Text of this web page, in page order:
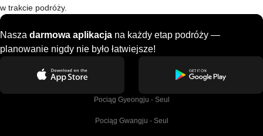
w trakcie podróży.
Nasza darmowa aplikacja na każdy etap podróży —
planowanie nigdy nie było łatwiejsze!
Pociąg Gyeongju - Seul
Pociąg Gwangju - Seul